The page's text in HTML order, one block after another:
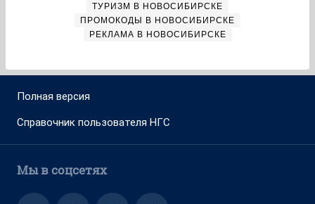
ТУРИЗМ В НОВОСИБИРСКЕ
ПРОМОКОДЫ В НОВОСИБИРСКЕ
РЕКЛАМА В НОВОСИБИРСКЕ
Полная версия
Справочник пользователя НГС
Мы в соцсетях